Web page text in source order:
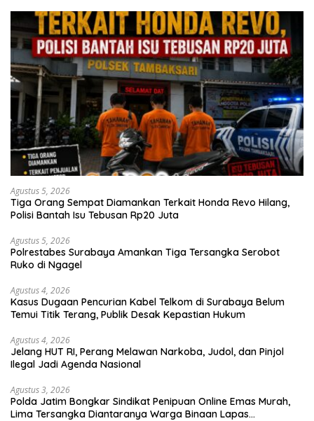
Agustus 5, 2026
Tiga Orang Sempat Diamankan Terkait Honda Revo Hilang,
Polisi Bantah Isu Tebusan Rp20 Juta
Agustus 5, 2026
Polrestabes Surabaya Amankan Tiga Tersangka Serobot
Ruko di Ngagel
Agustus 4, 2026
Kasus Dugaan Pencurian Kabel Telkom di Surabaya Belum
Temui Titik Terang, Publik Desak Kepastian Hukum
Agustus 4, 2026
Jelang HUT RI, Perang Melawan Narkoba, Judol, dan Pinjol
Ilegal Jadi Agenda Nasional
Agustus 3, 2026
Polda Jatim Bongkar Sindikat Penipuan Online Emas Murah,
Lima Tersangka Diantaranya Warga Binaan Lapas